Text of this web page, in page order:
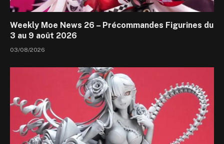
Weekly Moe News 26 – Précommandes Figurines du
3 au 9 août 2026
03/08/2026